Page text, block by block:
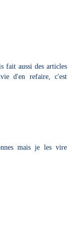
fait aussi des articles
d'en refaire, c'est
mais je les vire